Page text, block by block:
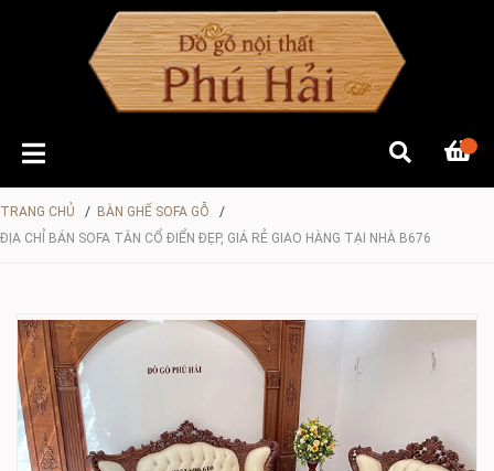
TRANG CHỦ / BÀN GHẾ SOFA GỖ
/
ĐỊA CHỈ BÁN SOFA TÂN CỔ ĐIỂN ĐẸP, GIÁ RẺ GIAO HÀNG TẠI NHÀ B676